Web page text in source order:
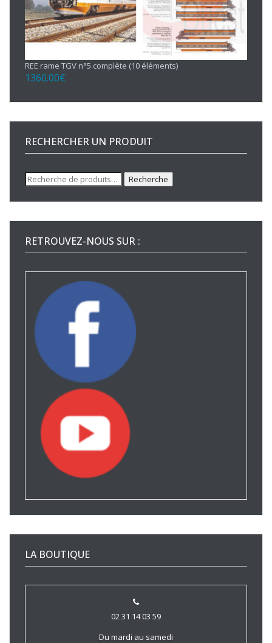
REE rame TGV n°5 complète (10 éléments)
1360.00€
RECHERCHER UN PRODUIT
Recherche
pour :
Recherche
RETROUVEZ-NOUS SUR :
LA BOUTIQUE
02 31 14 03 59
Du mardi au samedi